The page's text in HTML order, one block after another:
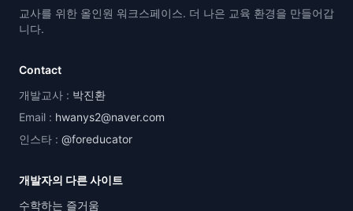
교사를 위한 올인원 워크스페이스. 더 나은 교육 환경을 만들어갑
니다.
Contact
개발교사 : 박진환
Email : hwanys2@naver.com
인스타 : @foreducator
개발자의 다른 사이트
수학하는 즐거움